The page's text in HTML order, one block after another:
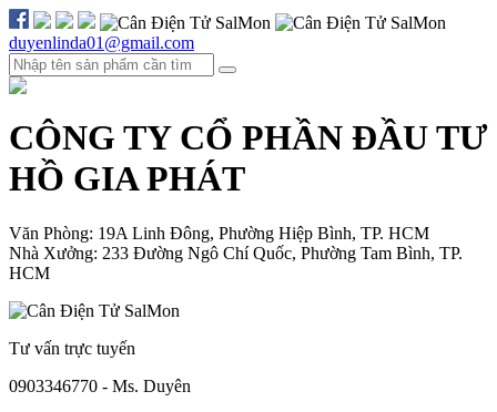
duyenlinda01@gmail.com
CÔNG TY CỔ PHẦN ĐẦU TƯ
HỒ GIA PHÁT
Văn Phòng: 19A Linh Đông, Phường Hiệp Bình, TP. HCM
Nhà Xưởng: 233 Đường Ngô Chí Quốc, Phường Tam Bình, TP.
HCM
Tư vấn trực tuyến
0903346770 - Ms. Duyên